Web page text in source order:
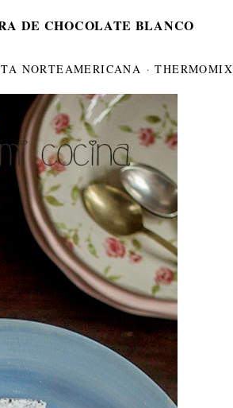
DE CHOCOLATE BLANCO
NORTEAMERICANA ·THERMOMIX